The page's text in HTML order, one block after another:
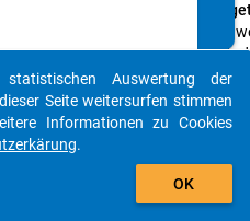
Aus
das
auto_stories
add_shopping_cart
Auswertung der
Seite weitersurfen stimmen
Informationen zu Cookies
.
OK